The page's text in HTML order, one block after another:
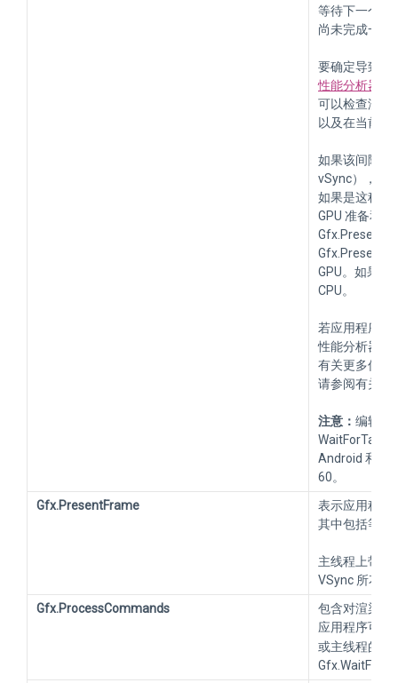
等待下一个
尚未完成一帧
要确定导致具
性能分析器模
可以检查渲染
以及在当前帧
如果该间隔持
vSync），则
如果是这种情
GPU 准备和
GPU。如果渲
CPU。
若应用程序受
性能分析器或
有关更多信息
请参阅有关如
注意： 编辑器
Android 和
60。
Gfx.PresentFrame
表示应用程序
其中包括等待
主线程上带有
VSync 所花费
Gfx.ProcessCommands
包含对渲染线
应用程序可能
或主线程的新